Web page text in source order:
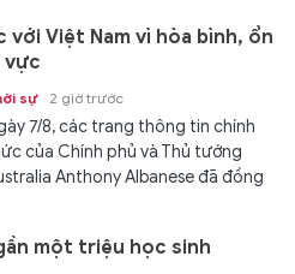
Việt Nam vì hòa bình, ổn
vực
sự 2 giờ trước
7/8, các trang thông tin chính
của Chính phủ và Thủ tướng
Anthony Albanese đã đồng
một triệu học sinh